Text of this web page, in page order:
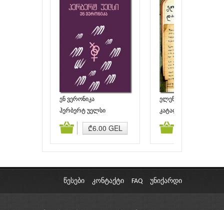
ენ ვერონიკა
ჰერბერტ უელსი
₾6.00 GEL
ელენე დარიანი –
პაოლოს უკან
კატალოგი
კალათაში დამატება კალათაში
წესები კონტაქტი FAQ უნიქარდი